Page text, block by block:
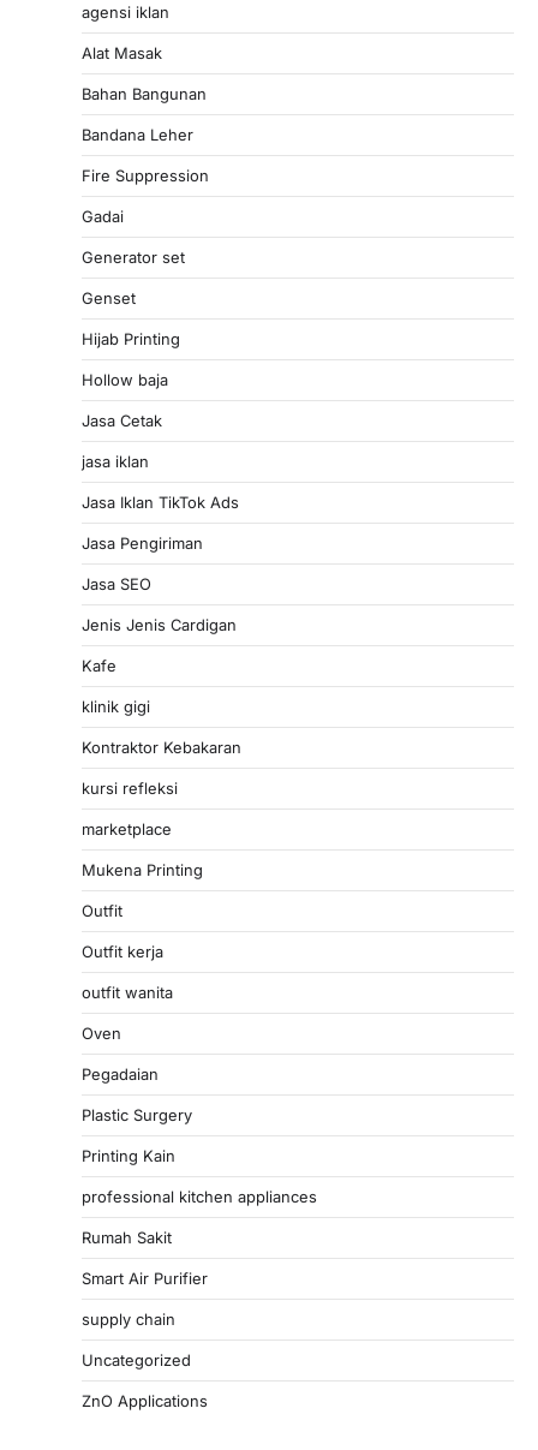
agensi iklan
Alat Masak
Bahan Bangunan
Bandana Leher
Fire Suppression
Gadai
Generator set
Genset
Hijab Printing
Hollow baja
Jasa Cetak
jasa iklan
Jasa Iklan TikTok Ads
Jasa Pengiriman
Jasa SEO
Jenis Jenis Cardigan
Kafe
klinik gigi
Kontraktor Kebakaran
kursi refleksi
marketplace
Mukena Printing
Outfit
Outfit kerja
outfit wanita
Oven
Pegadaian
Plastic Surgery
Printing Kain
professional kitchen appliances
Rumah Sakit
Smart Air Purifier
supply chain
Uncategorized
ZnO Applications